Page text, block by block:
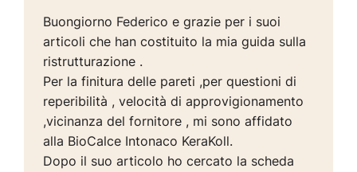
Buongiorno Federico e grazie per i suoi
articoli che han costituito la mia guida sulla
ristrutturazione .
Per la finitura delle pareti ,per questioni di
reperibilità , velocità di approvigionamento
,vicinanza del fornitore , mi sono affidato
alla BioCalce Intonaco KeraKoll.
Dopo il suo articolo ho cercato la scheda